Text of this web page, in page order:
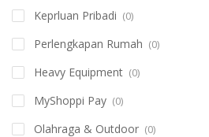
Keprluan Pribadi (0)
Perlengkapan Rumah (0)
Heavy Equipment (0)
MyShoppi Pay (0)
Olahraga & Outdoor (0)